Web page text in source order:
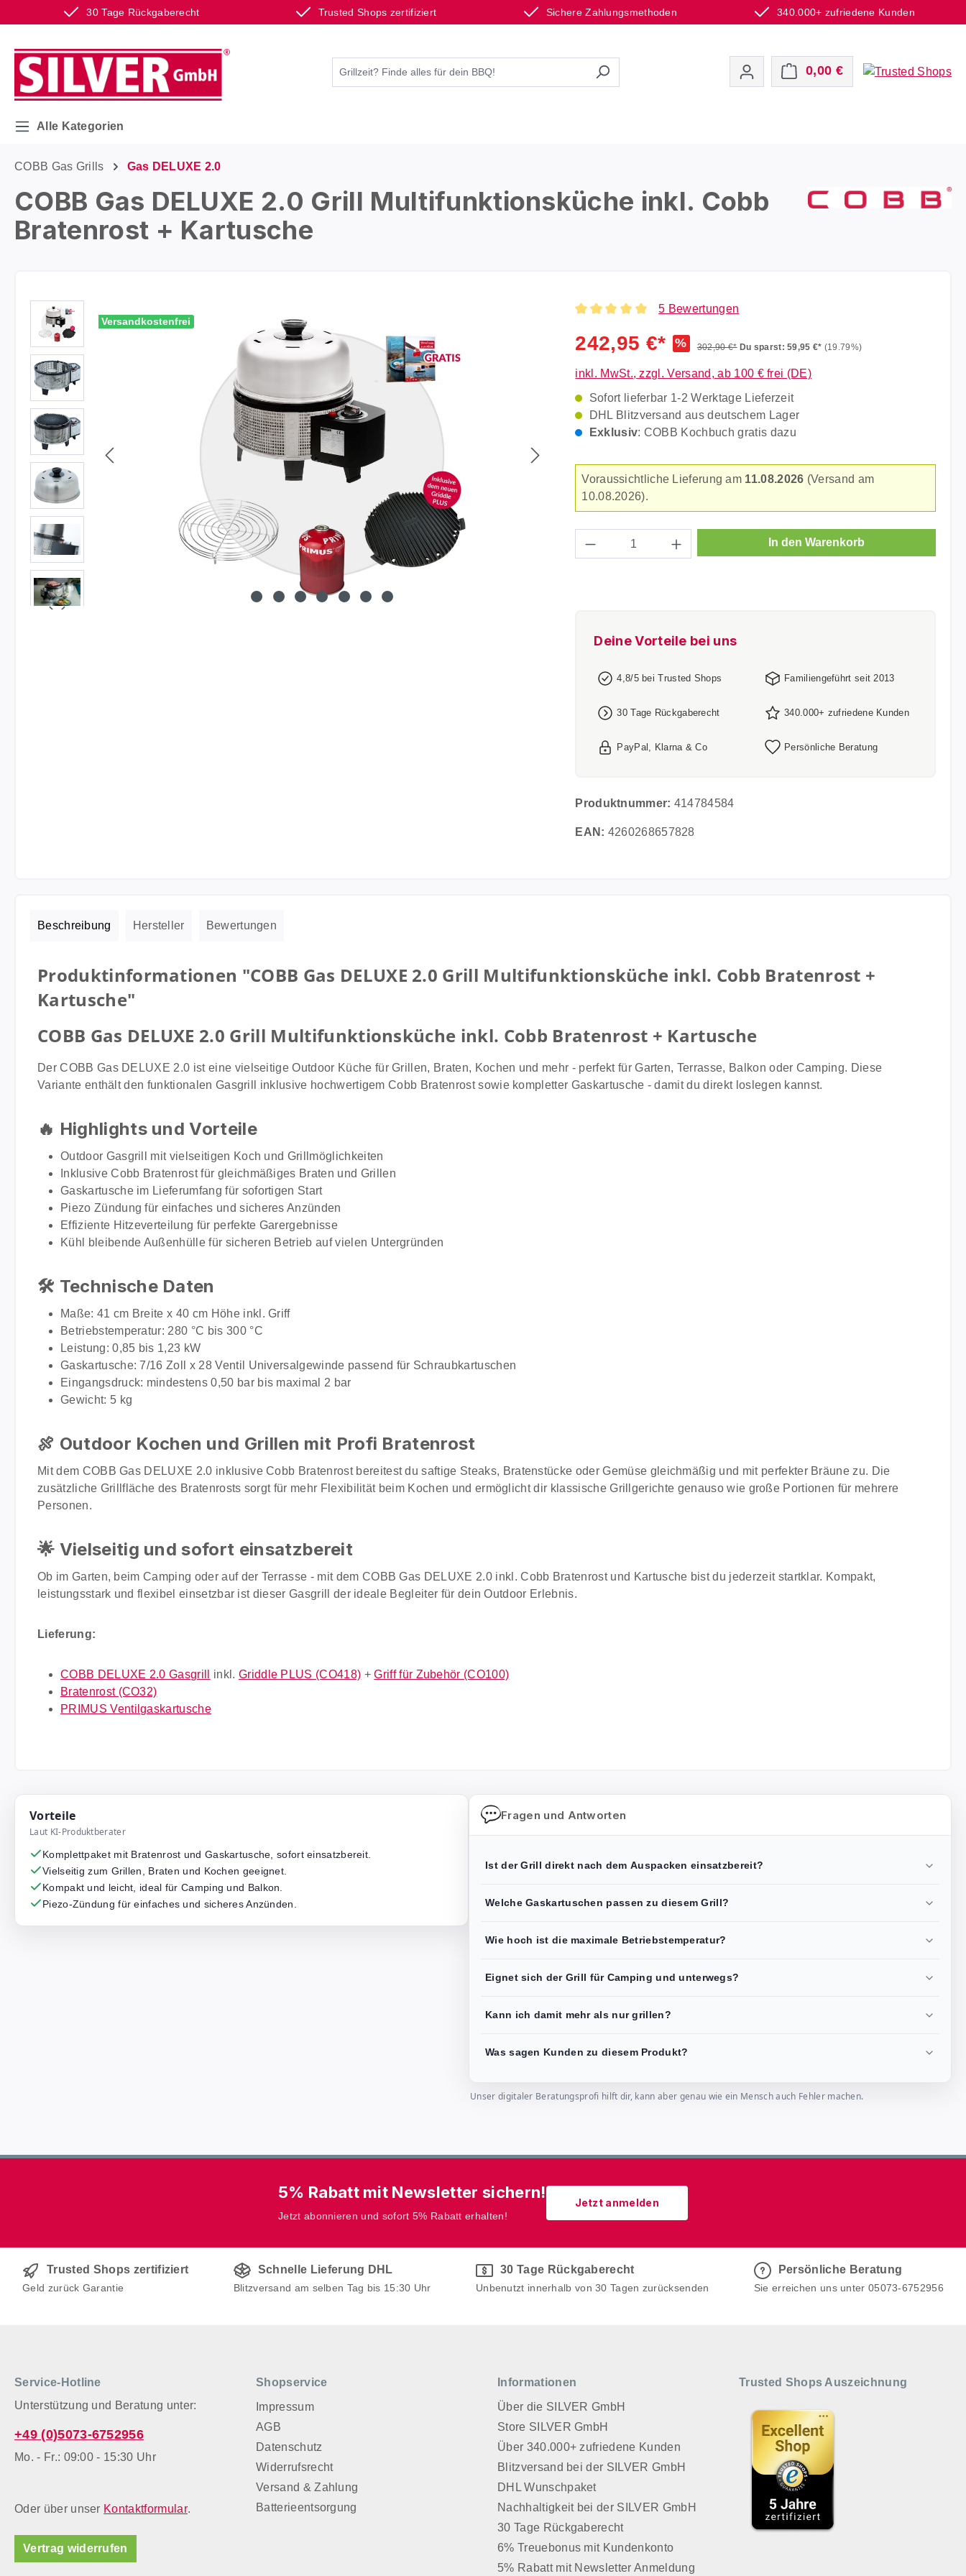
30 Tage Rückgaberecht Trusted Shops zertifiziert Sichere Zahlungsmethoden 340.000+ zufriedene Kunden
Hauptinhalt springen
Zur Suche springen
Zur Hauptnavigation springen
0,00 €Warenkorb enthält 0
Alle Kategorien
COBB Gas Grills Gas DELUXE 2.0
COBB Gas DELUXE 2.0 Grill Multifunktionsküche inkl. Cobb
Bratenrost + Kartusche
Bildergalerie überspringen
Versandkostenfrei
5 Bewertungen
242,95 €* % 302,90 €* Du sparst: 59,95 €* (19.79%)
inkl. MwSt., zzgl. Versand, ab 100 € frei (DE)
Sofort lieferbar 1-2 Werktage Lieferzeit
DHL Blitzversand aus deutschem Lager
Exklusiv: COBB Kochbuch gratis dazu
Voraussichtliche Lieferung am 11.08.2026 (Versand am
10.08.2026).
Produkt Anzahl: Gib den gewünschten Wert ein
In den Warenkorb
Deine Vorteile bei uns
4,8/5 bei Trusted Shops Familiengeführt seit 2013
30 Tage Rückgaberecht 340.000+ zufriedene Kunden
PayPal, Klarna & Co Persönliche Beratung
Produktnummer: 414784584
EAN: 4260268657828
Beschreibung Hersteller Bewertungen
Produktinformationen "COBB Gas DELUXE 2.0 Grill Multifunktionsküche inkl. Cobb Bratenrost +
Kartusche"
COBB Gas DELUXE 2.0 Grill Multifunktionsküche inkl. Cobb Bratenrost + Kartusche
Der COBB Gas DELUXE 2.0 ist eine vielseitige Outdoor Küche für Grillen, Braten, Kochen und mehr - perfekt für Garten, Terrasse, Balkon oder Camping. Diese
Variante enthält den funktionalen Gasgrill inklusive hochwertigem Cobb Bratenrost sowie kompletter Gaskartusche - damit du direkt loslegen kannst.
🔥 Highlights und Vorteile
Outdoor Gasgrill mit vielseitigen Koch und Grillmöglichkeiten
Inklusive Cobb Bratenrost für gleichmäßiges Braten und Grillen
Gaskartusche im Lieferumfang für sofortigen Start
Piezo Zündung für einfaches und sicheres Anzünden
Effiziente Hitzeverteilung für perfekte Garergebnisse
Kühl bleibende Außenhülle für sicheren Betrieb auf vielen Untergründen
🛠 Technische Daten
Maße: 41 cm Breite x 40 cm Höhe inkl. Griff
Betriebstemperatur: 280 °C bis 300 °C
Leistung: 0,85 bis 1,23 kW
Gaskartusche: 7/16 Zoll x 28 Ventil Universalgewinde passend für Schraubkartuschen
Eingangsdruck: mindestens 0,50 bar bis maximal 2 bar
Gewicht: 5 kg
🍖 Outdoor Kochen und Grillen mit Profi Bratenrost
Mit dem COBB Gas DELUXE 2.0 inklusive Cobb Bratenrost bereitest du saftige Steaks, Bratenstücke oder Gemüse gleichmäßig und mit perfekter Bräune zu. Die
zusätzliche Grillfläche des Bratenrosts sorgt für mehr Flexibilität beim Kochen und ermöglicht dir klassische Grillgerichte genauso wie große Portionen für mehrere
Personen.
🌟 Vielseitig und sofort einsatzbereit
Ob im Garten, beim Camping oder auf der Terrasse - mit dem COBB Gas DELUXE 2.0 inkl. Cobb Bratenrost und Kartusche bist du jederzeit startklar. Kompakt,
leistungsstark und flexibel einsetzbar ist dieser Gasgrill der ideale Begleiter für dein Outdoor Erlebnis.
Lieferung:
COBB DELUXE 2.0 Gasgrill inkl. Griddle PLUS (CO418) +Griff für Zubehör (CO100)
Bratenrost (CO32)
PRIMUS Ventilgaskartusche
Vorteile
Laut KI-Produktberater
Komplettpaket mit Bratenrost und Gaskartusche, sofort einsatzbereit.
Vielseitig zum Grillen, Braten und Kochen geeignet.
Kompakt und leicht, ideal für Camping und Balkon.
Piezo-Zündung für einfaches und sicheres Anzünden.
Fragen und Antworten
Ist der Grill direkt nach dem Auspacken einsatzbereit?
Welche Gaskartuschen passen zu diesem Grill?
Wie hoch ist die maximale Betriebstemperatur?
Eignet sich der Grill für Camping und unterwegs?
Kann ich damit mehr als nur grillen?
Was sagen Kunden zu diesem Produkt?
Unser digitaler Beratungsprofi hilft dir, kann aber genau wie ein Mensch auch Fehler machen.
5% Rabatt mit Newsletter sichern!
Jetzt abonnieren und sofort 5% Rabatt erhalten!
Jetzt anmelden
Trusted Shops zertifiziert
Geld zurück Garantie
Schnelle Lieferung DHL
Blitzversand am selben Tag bis 15:30 Uhr
30 Tage Rückgaberecht
Unbenutzt innerhalb von 30 Tagen zurücksenden
Persönliche Beratung
Sie erreichen uns unter 05073-6752956
Service-Hotline
Unterstützung und Beratung unter:
+49 (0)5073-6752956
Mo. - Fr.: 09:00 - 15:30 Uhr
Oder über unser Kontaktformular.
Vertrag widerrufen
Shopservice
Impressum
AGB
Datenschutz
Widerrufsrecht
Versand & Zahlung
Batterieentsorgung
Informationen
Über die SILVER GmbH
Store SILVER GmbH
Über 340.000+ zufriedene Kunden
Blitzversand bei der SILVER GmbH
DHL Wunschpaket
Nachhaltigkeit bei der SILVER GmbH
30 Tage Rückgaberecht
6% Treuebonus mit Kundenkonto
5% Rabatt mit Newsletter Anmeldung
Trusted Shops Auszeichnung